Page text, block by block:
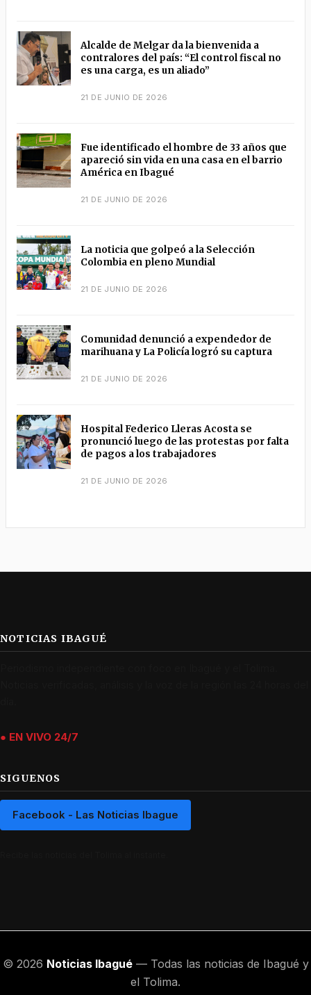
Alcalde de Melgar da la bienvenida a
contralores del país: “El control fiscal no
es una carga, es un aliado”
21 DE JUNIO DE 2026
Fue identificado el hombre de 33 años que
apareció sin vida en una casa en el barrio
América en Ibagué
21 DE JUNIO DE 2026
La noticia que golpeó a la Selección
Colombia en pleno Mundial
21 DE JUNIO DE 2026
Comunidad denunció a expendedor de
marihuana y La Policía logró su captura
21 DE JUNIO DE 2026
Hospital Federico Lleras Acosta se
pronunció luego de las protestas por falta
de pagos a los trabajadores
21 DE JUNIO DE 2026
NOTICIAS IBAGUÉ
● EN VIVO 24/7
SIGUENOS
Facebook - Las Noticias Ibague
© 2026 Noticias Ibagué— Todas las noticias de Ibagué y
el Tolima.